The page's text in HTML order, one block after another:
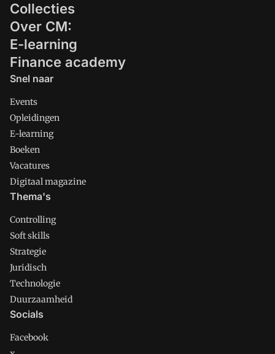
Collecties
Over CM:
E-learning
Finance academy
Snel naar
Events
Opleidingen
E-learning
Boeken
Vacatures
Digitaal magazine
Thema's
Controlling
Soft skills
Strategie
Juridisch
Technologie
Duurzaamheid
Socials
Facebook